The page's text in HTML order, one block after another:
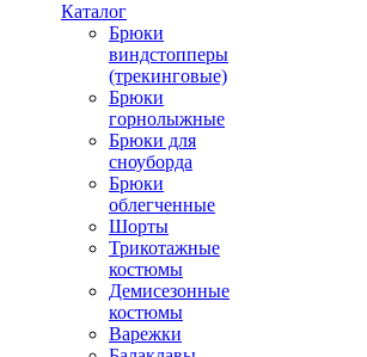
Каталог
Брюки
виндстопперы
(трекинговые)
Брюки
горнолыжные
Брюки для
сноуборда
Брюки
облегченные
Шорты
Трикотажные
костюмы
Демисезонные
костюмы
Варежки